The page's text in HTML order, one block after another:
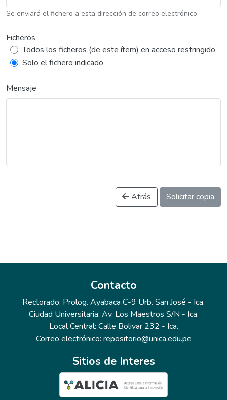
Se enviará el fichero a esta dirección de correo electrónico.
Ficheros
Todos los ficheros (de este ítem) en acceso restringido
Solo el fichero indicado
Mensaje
Atrás Solicitar copia
Contacto
Rectorado: Prolog. Ayabaca C-9 Urb. San José - Ica.
Ciudad Universitaria: Av. Los Maestros S/N - Ica.
Local Central: Calle Bolivar 232 - Ica.
Correo electrónico: repositorio@unica.edu.pe
Sitios de Interes